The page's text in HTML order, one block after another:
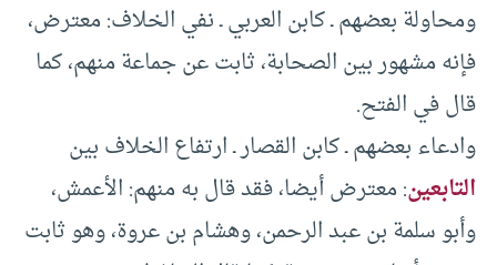
ومحاولة بعضهم ـ كابن العربي ـ نفي الخلاف: معترض،
فإنه مشهور بين الصحابة، ثابت عن جماعة منهم، كما
قال في الفتح.
وادعاء بعضهم ـ كابن القصار ـ ارتفاع الخلاف بين
التابعين: معترض أيضا، فقد قال به منهم: الأعمش،
وأبو سلمة بن عبد الرحمن، وهشام بن عروة، وهو ثابت